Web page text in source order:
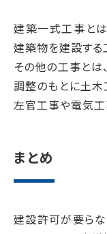
建築一式工事と
建築物を建設する
その他の工事とは
調整のもとに土木
左官工事や電気工
まとめ
建設許可が要ら